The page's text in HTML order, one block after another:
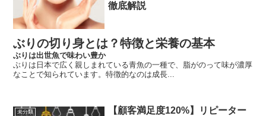
徹底解説
ぶりの切り身とは？特徴と栄養の基本
ぶりは出世魚で味わい豊か
ぶりは日本で広く親しまれている青魚の一種で、脂がのって味が濃厚
なことで知られています。特徴的なのは成長...
未分類
【顧客満足度120%】リピーター